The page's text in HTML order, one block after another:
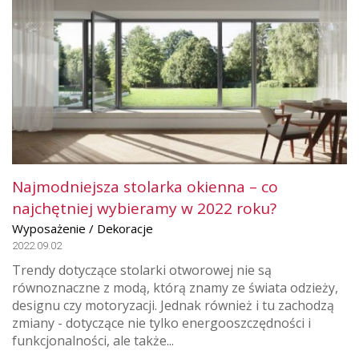
Najmodniejsza stolarka okienna – co
najchętniej wybieramy w 2022 roku?
Wyposażenie / Dekoracje
2022.09.02
Trendy dotyczące stolarki otworowej nie są
równoznaczne z modą, którą znamy ze świata odzieży,
designu czy motoryzacji. Jednak również i tu zachodzą
zmiany - dotyczące nie tylko energooszczędności i
funkcjonalności, ale także...